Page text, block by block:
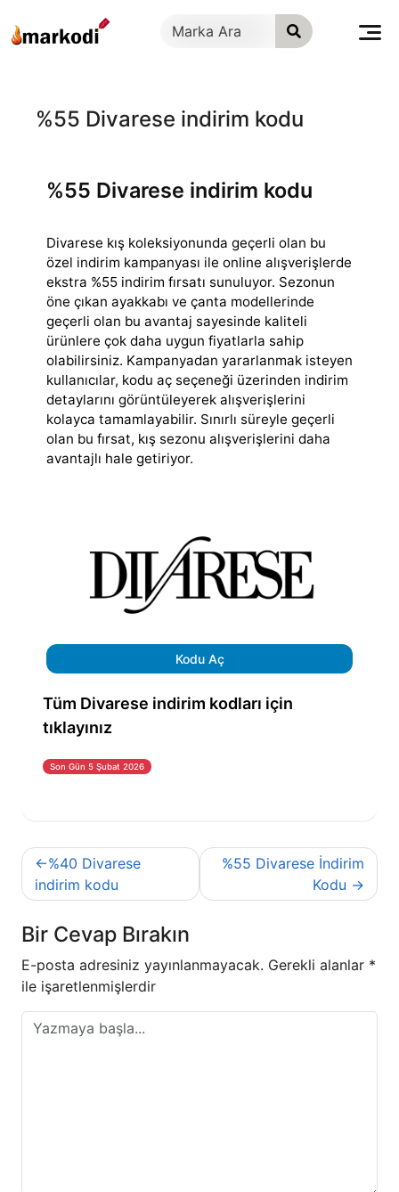
geç
%55 Divarese indirim kodu
%55 Divarese indirim kodu
Divarese kış koleksiyonunda geçerli olan bu
özel indirim kampanyası ile online alışverişlerde
ekstra %55 indirim fırsatı sunuluyor. Sezonun
öne çıkan ayakkabı ve çanta modellerinde
geçerli olan bu avantaj sayesinde kaliteli
ürünlere çok daha uygun fiyatlarla sahip
olabilirsiniz. Kampanyadan yararlanmak isteyen
kullanıcılar, kodu aç seçeneği üzerinden indirim
detaylarını görüntüleyerek alışverişlerini
kolayca tamamlayabilir. Sınırlı süreyle geçerli
olan bu fırsat, kış sezonu alışverişlerini daha
avantajlı hale getiriyor.
Kodu Aç
Tüm Divarese indirim kodları için
tıklayınız
Son Gün 5 Şubat 2026
Yazı
gezinmesi
%40 Divarese
indirim kodu
%55 Divarese İndirim
Kodu
Bir Cevap Bırakın
E-posta adresiniz yayınlanmayacak. Gerekli alanlar *
ile işaretlenmişlerdir